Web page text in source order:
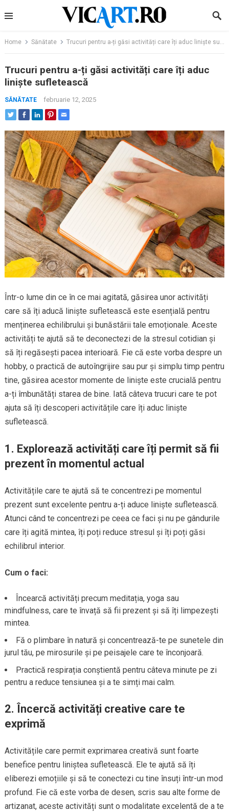
to
Home Sănătate Trucuri pentru a-ți găsi activități care îți aduc liniște sufletească
Trucuri pentru a-ți găsi activități care îți aduc
liniște sufletească
SĂNĂTATE februarie 12, 2025
Într-o lume din ce în ce mai agitată, găsirea unor activități
care să îți aducă liniște sufletească este esențială pentru
menținerea echilibrului și bunăstării tale emoționale. Aceste
activități te ajută să te deconectezi de la stresul cotidian și
să îți regăsești pacea interioară. Fie că este vorba despre un
hobby, o practică de autoîngrijire sau pur și simplu timp pentru
tine, găsirea acestor momente de liniște este crucială pentru
a-ți îmbunătăți starea de bine. Iată câteva trucuri care te pot
ajuta să îți descoperi activitățile care îți aduc liniște
sufletească.
1. Explorează activități care îți permit să fii
prezent în momentul actual
Activitățile care te ajută să te concentrezi pe momentul
prezent sunt excelente pentru a-ți aduce liniște sufletească.
Atunci când te concentrezi pe ceea ce faci și nu pe gândurile
care îți agită mintea, îți poți reduce stresul și îți poți găsi
echilibrul interior.
Cum o faci:
Încearcă activități precum meditația, yoga sau
mindfulness, care te învață să fii prezent și să îți limpezești
mintea.
Fă o plimbare în natură și concentrează-te pe sunetele din
jurul tău, pe mirosurile și pe peisajele care te înconjoară.
Practică respirația conștientă pentru câteva minute pe zi
pentru a reduce tensiunea și a te simți mai calm.
2. Încercă activități creative care te
exprimă
Activitățile care permit exprimarea creativă sunt foarte
benefice pentru liniștea sufletească. Ele te ajută să îți
eliberezi emoțiile și să te conectezi cu tine însuți într-un mod
profund. Fie că este vorba de desen, scris sau alte forme de
artizanat, aceste activități sunt o modalitate excelentă de a te